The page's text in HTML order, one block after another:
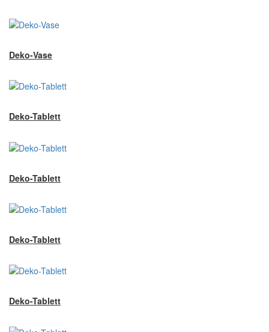
Deko-Vase
Deko-Tablett
Deko-Tablett
Deko-Tablett
Deko-Tablett